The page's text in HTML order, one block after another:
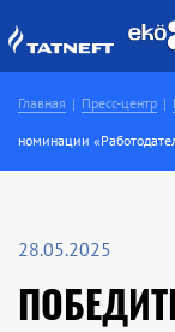
Главная Пресс-центр
номинации
28.05.2025